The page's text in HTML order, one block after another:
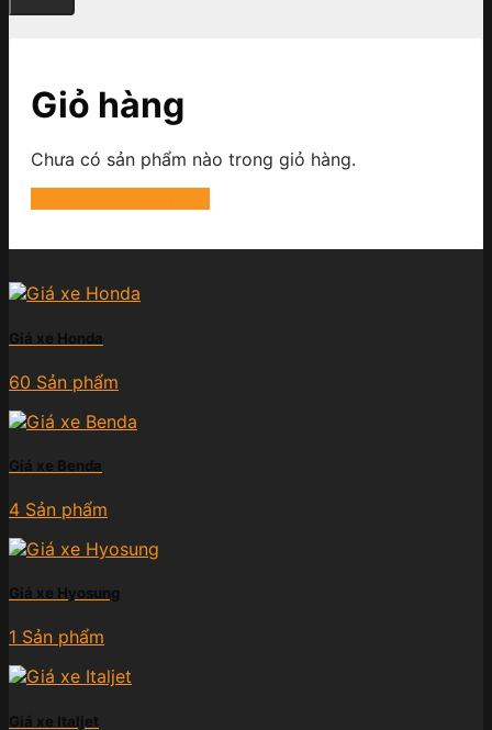
Giỏ hàng
Chưa có sản phẩm nào trong giỏ hàng.
Giá xe Honda
60 Sản phẩm
Giá xe Benda
4 Sản phẩm
Giá xe Hyosung
1 Sản phẩm
Giá xe Italjet